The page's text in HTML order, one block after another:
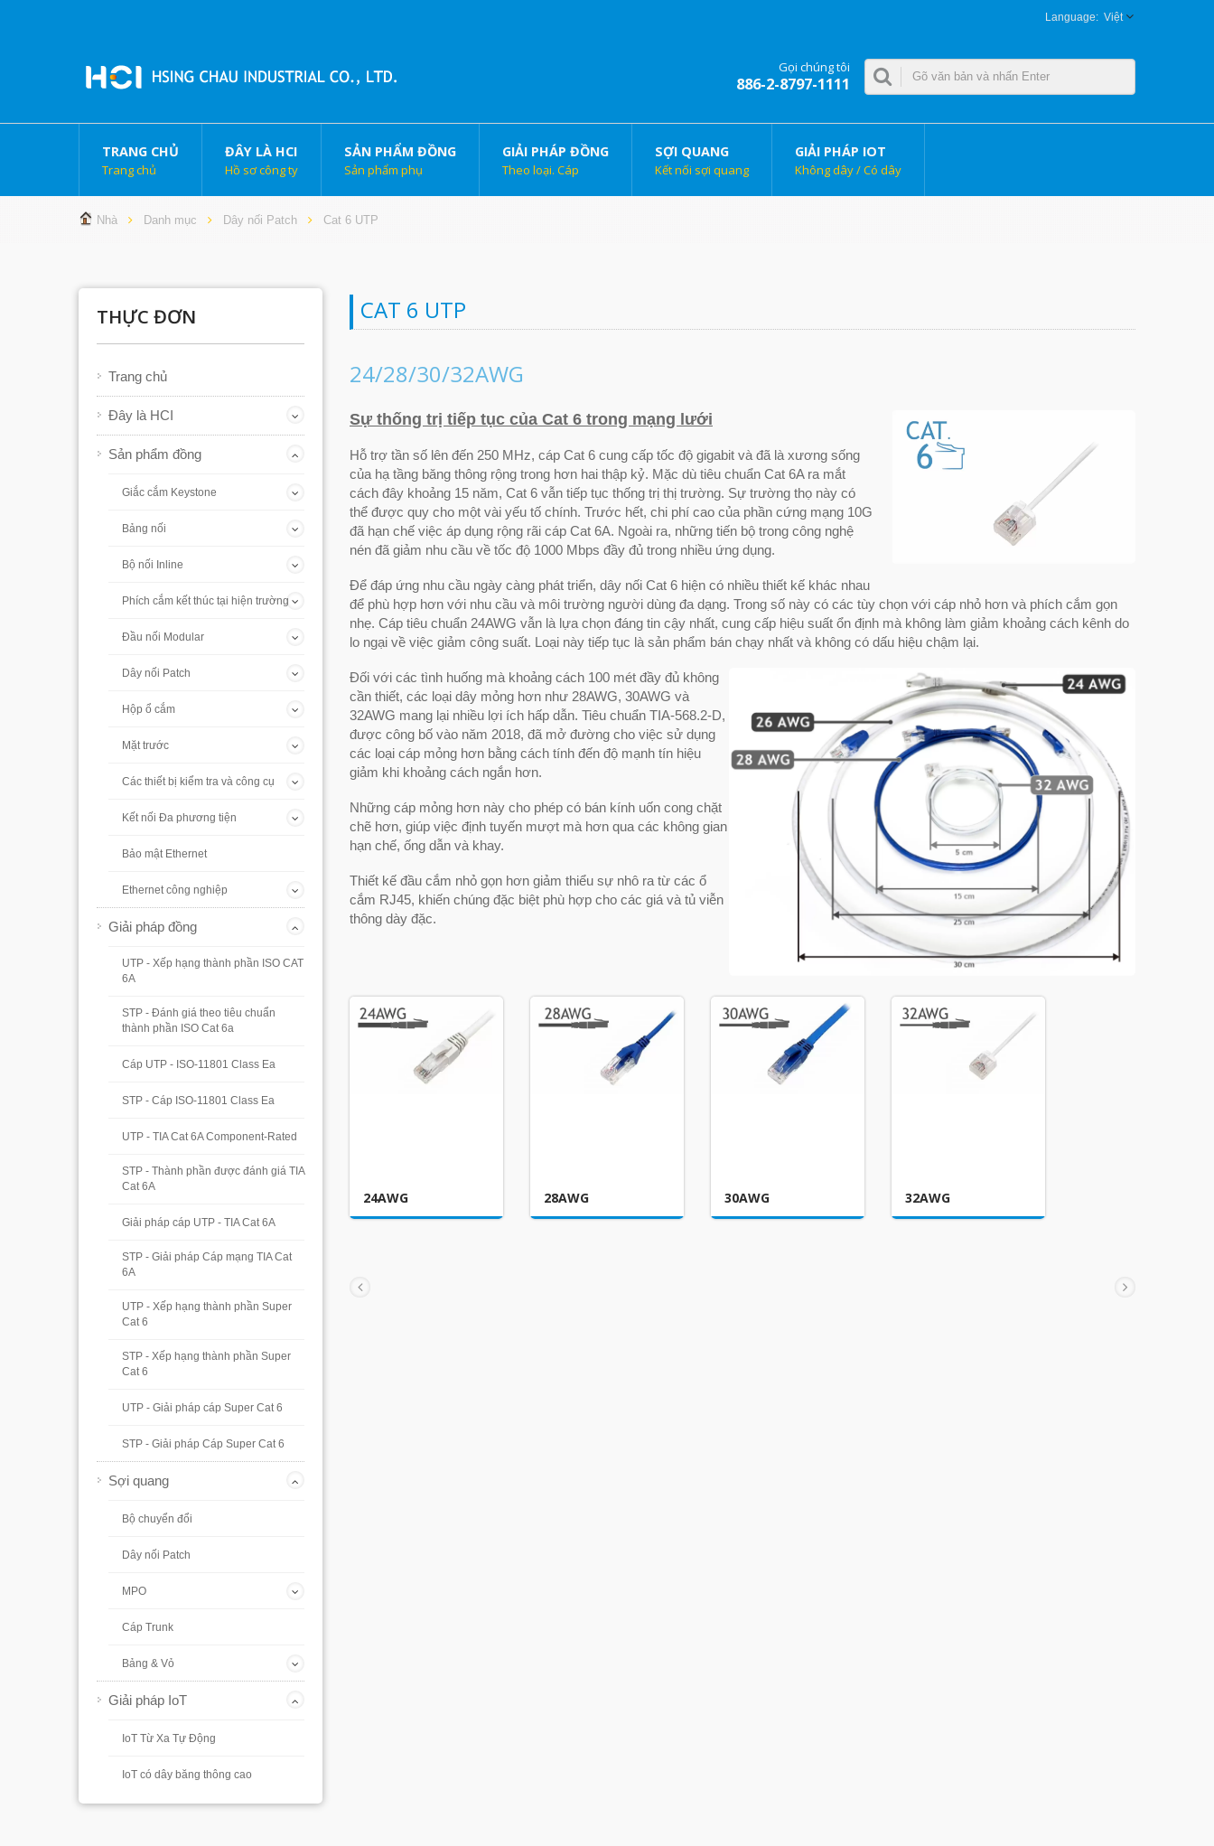
Việt
Gọi chúng tôi
886-2-8797-1111
TRANG CHỦ
Trang chủ
ĐÂY LÀ HCI
Hồ sơ công ty
SẢN PHẨM ĐỒNG
Sản phẩm phụ
GIẢI PHÁP ĐỒNG
Theo loại. Cáp
SỢI QUANG
Kết nối sợi quang
GIẢI PHÁP IOT
Không dây / Có dây
Nhà Danh mục Dây nối Patch Cat 6 UTP
THỰC ĐƠN
Trang chủ
Đây là HCI
Sản phẩm đồng
Giắc cắm Keystone
Bảng nối
Bộ nối Inline
Phích cắm kết thúc tại hiện trường
Đầu nối Modular
Dây nối Patch
Hộp ổ cắm
Mặt trước
Các thiết bị kiểm tra và công cụ
Kết nối Đa phương tiện
Bảo mật Ethernet
Ethernet công nghiệp
Giải pháp đồng
UTP - Xếp hạng thành phần ISO CAT
6A
STP - Đánh giá theo tiêu chuẩn
thành phần ISO Cat 6a
Cáp UTP - ISO-11801 Class Ea
STP - Cáp ISO-11801 Class Ea
UTP - TIA Cat 6A Component-Rated
STP - Thành phần được đánh giá TIA
Cat 6A
Giải pháp cáp UTP - TIA Cat 6A
STP - Giải pháp Cáp mạng TIA Cat
6A
UTP - Xếp hạng thành phần Super
Cat 6
STP - Xếp hạng thành phần Super
Cat 6
UTP - Giải pháp cáp Super Cat 6
STP - Giải pháp Cáp Super Cat 6
Sợi quang
Bộ chuyển đổi
Dây nối Patch
MPO
Cáp Trunk
Bảng & Vỏ
Giải pháp IoT
IoT Từ Xa Tự Động
IoT có dây băng thông cao
CAT 6 UTP
24/28/30/32AWG
Sự thống trị tiếp tục của Cat 6 trong mạng lưới
Hỗ trợ tần số lên đến 250 MHz, cáp Cat 6 cung cấp tốc độ gigabit và đã là xương sống
của hạ tầng băng thông rộng trong hơn hai thập kỷ. Mặc dù tiêu chuẩn Cat 6A ra mắt
cách đây khoảng 15 năm, Cat 6 vẫn tiếp tục thống trị thị trường. Sự trường thọ này có
thể được quy cho một vài yếu tố chính. Trước hết, chi phí cao của phần cứng mạng 10G
đã hạn chế việc áp dụng rộng rãi cáp Cat 6A. Ngoài ra, những tiến bộ trong công nghệ
nén đã giảm nhu cầu về tốc độ 1000 Mbps đầy đủ trong nhiều ứng dụng.
Để đáp ứng nhu cầu ngày càng phát triển, dây nối Cat 6 hiện có nhiều thiết kế khác nhau
để phù hợp hơn với nhu cầu và môi trường người dùng đa dạng. Trong số này có các tùy chọn với cáp nhỏ hơn và phích cắm gọn
nhẹ. Cáp tiêu chuẩn 24AWG vẫn là lựa chọn đáng tin cậy nhất, cung cấp hiệu suất ổn định mà không làm giảm khoảng cách kênh do
lo ngại về việc giảm công suất. Loại này tiếp tục là sản phẩm bán chạy nhất và không có dấu hiệu chậm lại.
Đối với các tình huống mà khoảng cách 100 mét đầy đủ không
cần thiết, các loại dây mỏng hơn như 28AWG, 30AWG và
32AWG mang lại nhiều lợi ích hấp dẫn. Tiêu chuẩn TIA-568.2-D,
được công bố vào năm 2018, đã mở đường cho việc sử dụng
các loại cáp mỏng hơn bằng cách tính đến độ mạnh tín hiệu
giảm khi khoảng cách ngắn hơn.
Những cáp mỏng hơn này cho phép có bán kính uốn cong chặt
chẽ hơn, giúp việc định tuyến mượt mà hơn qua các không gian
hạn chế, ống dẫn và khay.
Thiết kế đầu cắm nhỏ gọn hơn giảm thiểu sự nhô ra từ các ổ
cắm RJ45, khiến chúng đặc biệt phù hợp cho các giá và tủ viễn
thông dày đặc.
24AWG 28AWG 30AWG 32AWG